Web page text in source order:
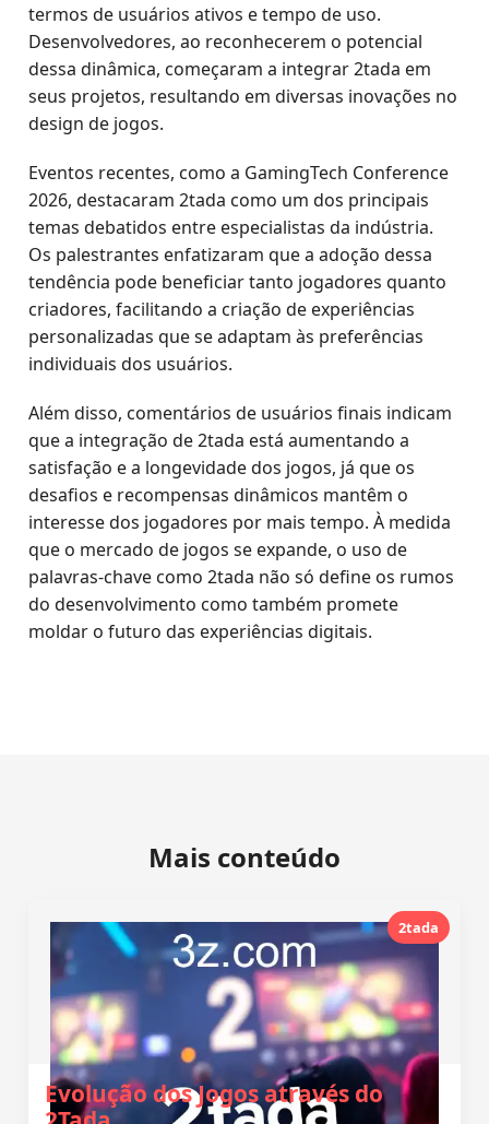
termos de usuários ativos e tempo de uso.
Desenvolvedores, ao reconhecerem o potencial
dessa dinâmica, começaram a integrar 2tada em
seus projetos, resultando em diversas inovações no
design de jogos.
Eventos recentes, como a GamingTech Conference
2026, destacaram 2tada como um dos principais
temas debatidos entre especialistas da indústria.
Os palestrantes enfatizaram que a adoção dessa
tendência pode beneficiar tanto jogadores quanto
criadores, facilitando a criação de experiências
personalizadas que se adaptam às preferências
individuais dos usuários.
Além disso, comentários de usuários finais indicam
que a integração de 2tada está aumentando a
satisfação e a longevidade dos jogos, já que os
desafios e recompensas dinâmicos mantêm o
interesse dos jogadores por mais tempo. À medida
que o mercado de jogos se expande, o uso de
palavras-chave como 2tada não só define os rumos
do desenvolvimento como também promete
moldar o futuro das experiências digitais.
Mais conteúdo
2tada
Evolução dos Jogos através do